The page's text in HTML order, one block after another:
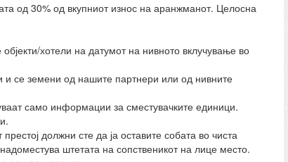
од 30% од вкупниот износ на аранжманот. Целосна
хотели на датумот на нивното вклучување во
се земени од нашите партнери или од нивните
само информации за сместувачките единици.
должни сте да ја оставите собата во чиста
штетата на сопственикот на лице место.